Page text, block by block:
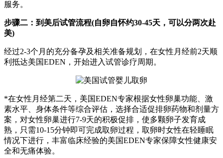
服务。
步骤二：到美后试管流程(自卵自怀约30-45天，可以分两次赴
美)
经过2-3个月的充分备孕及相关准备规划，在女性月经前2天顺
利抵达美国EDEN，开始进入试管诊疗周期。
*在女性月经第二天，美国EDEN专家根据女性卵巢功能、激
素水平、身体条件等综合评估，选择合适促排卵药物和剂量方
案，对女性卵巢进行7-9天的积极促排，使多颗卵子发育成
熟，只需10-15分钟即可完成取卵过程，取卵时女性在轻睡眠
情况下进行，丰富临床经验的美国EDEN专家保障女性健康安
全和无痛体验。